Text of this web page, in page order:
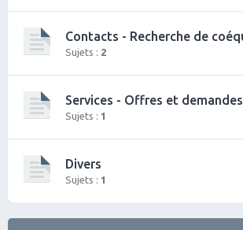
Contacts - Recherche de
Sujets : 2
Services - Offres et
Sujets : 1
Divers
Sujets : 1